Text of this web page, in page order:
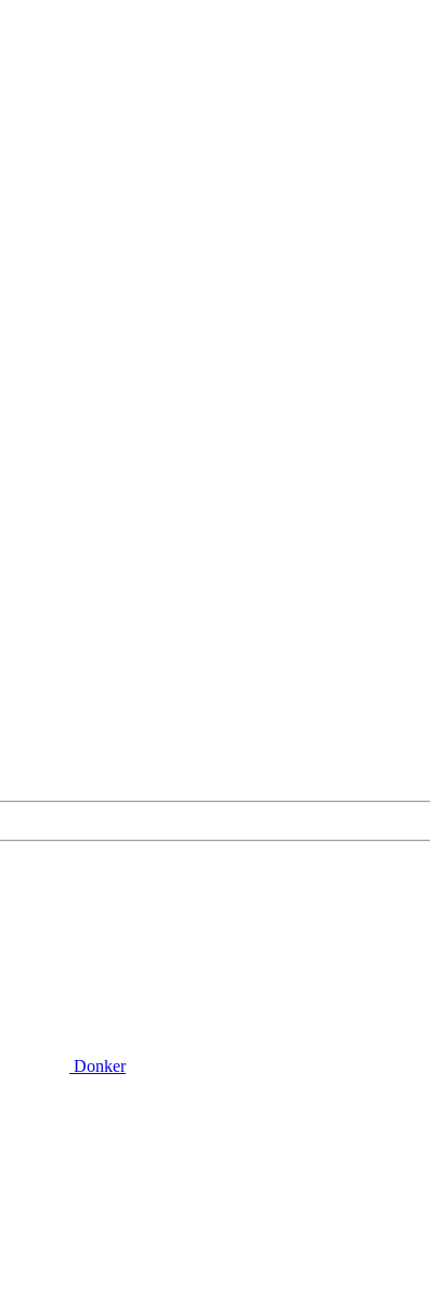
Donker